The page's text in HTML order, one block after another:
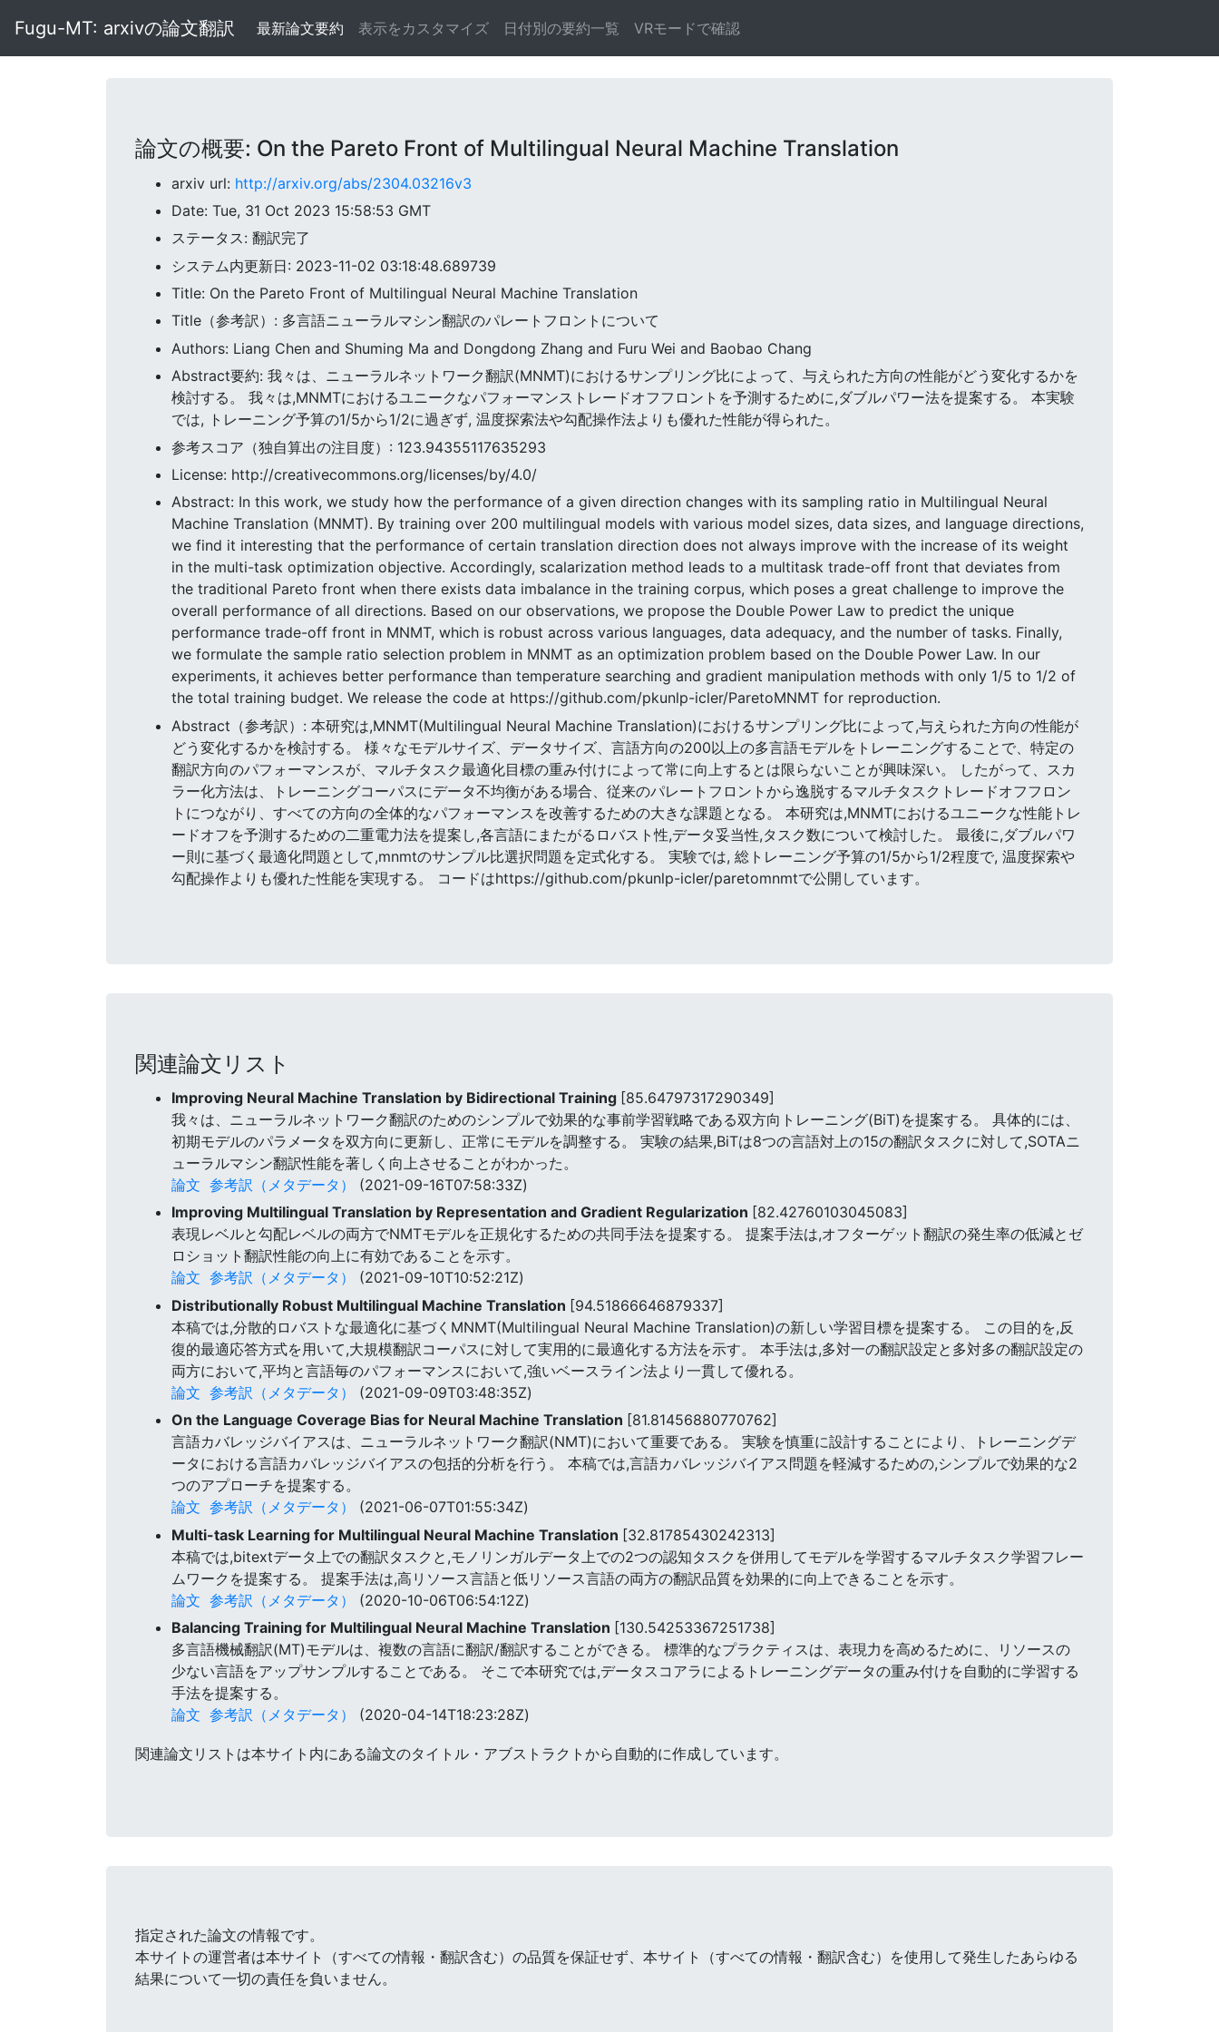
Fugu-MT: arxivの論文翻訳 最新論文要約 表示をカスタマイズ 日付別の要約一覧 VRモードで確認
論文の概要: On the Pareto Front of Multilingual Neural Machine Translation
arxiv url: http://arxiv.org/abs/2304.03216v3
Date: Tue, 31 Oct 2023 15:58:53 GMT
ステータス: 翻訳完了
システム内更新日: 2023-11-02 03:18:48.689739
Title: On the Pareto Front of Multilingual Neural Machine Translation
Title（参考訳）: 多言語ニューラルマシン翻訳のパレートフロントについて
Authors: Liang Chen and Shuming Ma and Dongdong Zhang and Furu Wei and Baobao Chang
Abstract要約: 我々は、ニューラルネットワーク翻訳(MNMT)におけるサンプリング比によって、与えられた方向の性能がどう変化するかを
検討する。 我々は,MNMTにおけるユニークなパフォーマンストレードオフフロントを予測するために,ダブルパワー法を提案する。 本実験
では, トレーニング予算の1/5から1/2に過ぎず, 温度探索法や勾配操作法よりも優れた性能が得られた。
参考スコア（独自算出の注目度）: 123.94355117635293
License: http://creativecommons.org/licenses/by/4.0/
Abstract: In this work, we study how the performance of a given direction changes with its sampling ratio in Multilingual Neural
Machine Translation (MNMT). By training over 200 multilingual models with various model sizes, data sizes, and language directions,
we find it interesting that the performance of certain translation direction does not always improve with the increase of its weight
in the multi-task optimization objective. Accordingly, scalarization method leads to a multitask trade-off front that deviates from
the traditional Pareto front when there exists data imbalance in the training corpus, which poses a great challenge to improve the
overall performance of all directions. Based on our observations, we propose the Double Power Law to predict the unique
performance trade-off front in MNMT, which is robust across various languages, data adequacy, and the number of tasks. Finally,
we formulate the sample ratio selection problem in MNMT as an optimization problem based on the Double Power Law. In our
experiments, it achieves better performance than temperature searching and gradient manipulation methods with only 1/5 to 1/2 of
the total training budget. We release the code at https://github.com/pkunlp-icler/ParetoMNMT for reproduction.
Abstract（参考訳）: 本研究は,MNMT(Multilingual Neural Machine Translation)におけるサンプリング比によって,与えられた方向の性能が
どう変化するかを検討する。 様々なモデルサイズ、データサイズ、言語方向の200以上の多言語モデルをトレーニングすることで、特定の
翻訳方向のパフォーマンスが、マルチタスク最適化目標の重み付けによって常に向上するとは限らないことが興味深い。 したがって、スカ
ラー化方法は、トレーニングコーパスにデータ不均衡がある場合、従来のパレートフロントから逸脱するマルチタスクトレードオフフロン
トにつながり、すべての方向の全体的なパフォーマンスを改善するための大きな課題となる。 本研究は,MNMTにおけるユニークな性能トレ
ードオフを予測するための二重電力法を提案し,各言語にまたがるロバスト性,データ妥当性,タスク数について検討した。 最後に,ダブルパワ
ー則に基づく最適化問題として,mnmtのサンプル比選択問題を定式化する。 実験では, 総トレーニング予算の1/5から1/2程度で, 温度探索や
勾配操作よりも優れた性能を実現する。 コードはhttps://github.com/pkunlp-icler/paretomnmtで公開しています。
関連論文リスト
Improving Neural Machine Translation by Bidirectional Training [85.64797317290349]
我々は、ニューラルネットワーク翻訳のためのシンプルで効果的な事前学習戦略である双方向トレーニング(BiT)を提案する。 具体的には、
初期モデルのパラメータを双方向に更新し、正常にモデルを調整する。 実験の結果,BiTは8つの言語対上の15の翻訳タスクに対して,SOTAニ
ューラルマシン翻訳性能を著しく向上させることがわかった。
論文 参考訳（メタデータ）
(2021-09-16T07:58:33Z)
Improving Multilingual Translation by Representation and Gradient Regularization [82.42760103045083]
表現レベルと勾配レベルの両方でNMTモデルを正規化するための共同手法を提案する。 提案手法は,オフターゲット翻訳の発生率の低減とゼ
ロショット翻訳性能の向上に有効であることを示す。
論文 参考訳（メタデータ）
(2021-09-10T10:52:21Z)
Distributionally Robust Multilingual Machine Translation [94.51866646879337]
本稿では,分散的ロバストな最適化に基づくMNMT(Multilingual Neural Machine Translation)の新しい学習目標を提案する。 この目的を,反
復的最適応答方式を用いて,大規模翻訳コーパスに対して実用的に最適化する方法を示す。 本手法は,多対一の翻訳設定と多対多の翻訳設定の
両方において,平均と言語毎のパフォーマンスにおいて,強いベースライン法より一貫して優れる。
論文 参考訳（メタデータ）
(2021-09-09T03:48:35Z)
On the Language Coverage Bias for Neural Machine Translation [81.81456880770762]
言語カバレッジバイアスは、ニューラルネットワーク翻訳(NMT)において重要である。 実験を慎重に設計することにより、トレーニングデ
ータにおける言語カバレッジバイアスの包括的分析を行う。 本稿では,言語カバレッジバイアス問題を軽減するための,シンプルで効果的な2
つのアプローチを提案する。
論文 参考訳（メタデータ）
(2021-06-07T01:55:34Z)
Multi-task Learning for Multilingual Neural Machine Translation [32.81785430242313]
本稿では,bitextデータ上での翻訳タスクと,モノリンガルデータ上での2つの認知タスクを併用してモデルを学習するマルチタスク学習フレー
ムワークを提案する。 提案手法は,高リソース言語と低リソース言語の両方の翻訳品質を効果的に向上できることを示す。
論文 参考訳（メタデータ）
(2020-10-06T06:54:12Z)
Balancing Training for Multilingual Neural Machine Translation [130.54253367251738]
多言語機械翻訳(MT)モデルは、複数の言語に翻訳/翻訳することができる。 標準的なプラクティスは、表現力を高めるために、リソースの
少ない言語をアップサンプルすることである。 そこで本研究では,データスコアラによるトレーニングデータの重み付けを自動的に学習する
手法を提案する。
論文 参考訳（メタデータ） (2020-04-14T18:23:28Z)
関連論文リストは本サイト内にある論文のタイトル・アブストラクトから自動的に作成しています。
指定された論文の情報です。
本サイトの運営者は本サイト（すべての情報・翻訳含む）の品質を保証せず、本サイト（すべての情報・翻訳含む）を使用して発生したあらゆる
結果について一切の責任を負いません。